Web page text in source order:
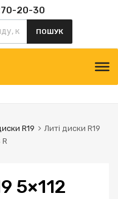
20-30
52-75
ПОШУК
R19
Литі диски R19
R
5×112